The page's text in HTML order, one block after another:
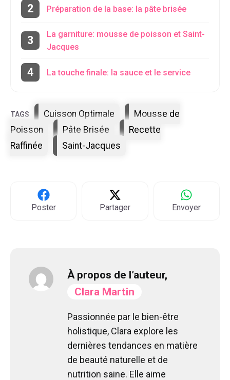
Préparation de la base: la pâte brisée
La garniture: mousse de poisson et Saint-
Jacques
La touche finale: la sauce et le service
Étiquettes
Cuisson Optimale
Mousse de
Poisson
Pâte Brisée
Recette
Raffinée
Saint-Jacques
Poster Partager Envoyer
À propos de l’auteur,
Clara Martin
Passionnée par le bien-être
holistique, Clara explore les
dernières tendances en matière
de beauté naturelle et de
nutrition saine. Elle aime